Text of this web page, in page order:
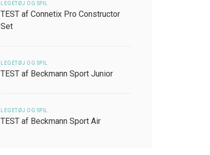
LEGETØJ OG SPIL
TEST af Connetix Pro Constructor
Set
LEGETØJ OG SPIL
TEST af Beckmann Sport Junior
LEGETØJ OG SPIL
TEST af Beckmann Sport Air